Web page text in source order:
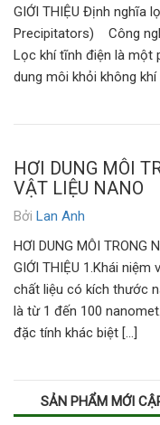
GIỚI THIỆU Định nghĩa
Precipitators) Công
Lọc khí tĩnh điện là một
dung môi khỏi không
HƠI DUNG MÔI
VẬT LIỆU NANO
Bởi Lan Anh
HƠI DUNG MÔI TRONG
GIỚI THIỆU 1.Khái
chất liệu có kích thước
là từ 1 đến 100
đặc tính khác biệt […]
SẢN PHẨM MỚI